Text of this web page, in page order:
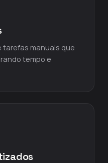
tarefas manuais que
tempo e